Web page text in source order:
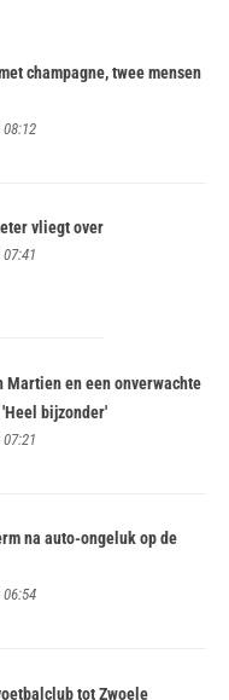
champagne, twee mensen
vliegt over
Martien en een onverwachte
bijzonder'
na auto-ongeluk op de
tot Zwoele